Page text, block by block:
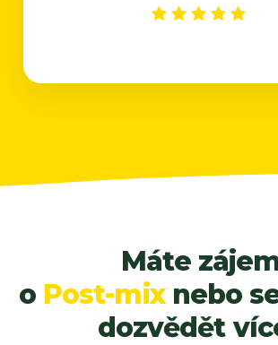
Máte
o Post-mixnebo
dozvědět